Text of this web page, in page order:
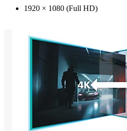
1920 × 1080 (Full HD)